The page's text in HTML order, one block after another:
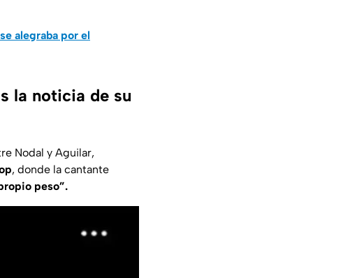
alegraba por el
la noticia de su
Nodal y Aguilar,
, donde la cantante
peso”.